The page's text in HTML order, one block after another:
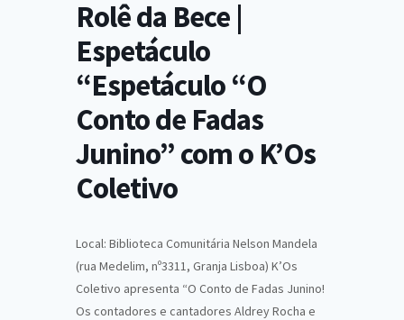
Rolê da Bece |
Espetáculo
“Espetáculo “O
Conto de Fadas
Junino” com o K’Os
Coletivo
Local: Biblioteca Comunitária Nelson Mandela
(rua Medelim, nº3311, Granja Lisboa) K’Os
Coletivo apresenta “O Conto de Fadas Junino!
Os contadores e cantadores Aldrey Rocha e